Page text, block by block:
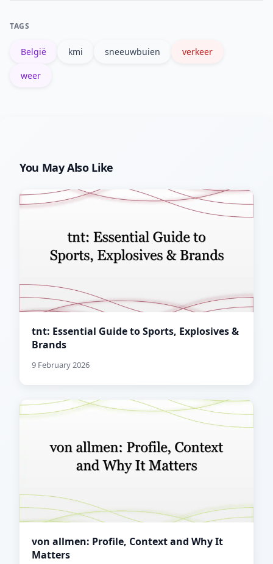
TAGS
België kmi sneeuwbuien verkeer
weer
You May Also Like
tnt: Essential Guide to Sports, Explosives &
Brands
9 February 2026
von allmen: Profile, Context and Why It
Matters